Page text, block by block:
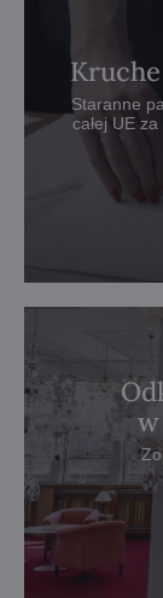
Staranne
całej UE